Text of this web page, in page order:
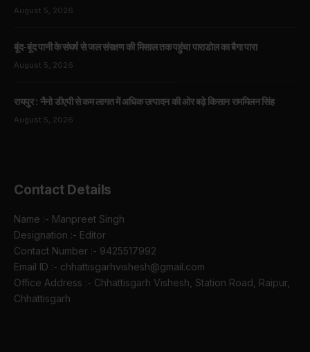
August 5, 2026
बूंद-बूंद पानी के संघर्ष से जल संरक्षण की मिसाल तक पहुंचा पाराडोल का बैगा पारा
August 5, 2026
रायपुर : नैनो डीएपी से कम लागत में अधिक उत्पादन की ओर बढ़े किसान राममिलन सिंह
August 5, 2026
Contact Details
Name :- Manpreet Singh
Designation :- Editor
Contact Number :- 9425517992
Email ID :- chhattisgarhvishesh@gmail.com
Office Address :- Chhattisgarh Vishesh, Station Road, Raipur,
Chhattisgarh